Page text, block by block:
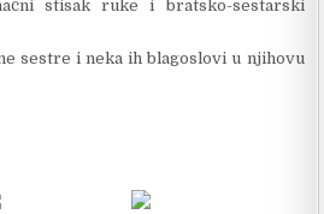
stisak ruke i bratsko-sestarski
sestre i neka ih blagoslovi u njihovu